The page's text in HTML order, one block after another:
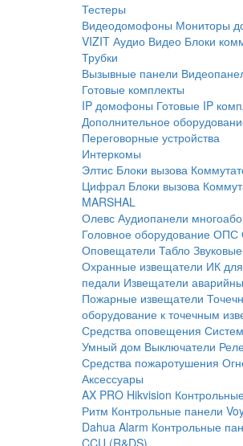
Тестеры
Видеодомофоны Мониторы
VIZIT Аудио Видео Блоки
Трубки
Вызывные панели
Готовые комплекты
IP домофоны Готовые IP
Дополнительное
Переговорные устройства
Интеркомы
Элтис Блоки вызова
Цифрал Блоки вызова
MARSHAL
Олевс Аудиопанели
Головное оборудование ОПС
Оповещатели Табло Звуковые
Охранные извещатели ИК
педали Извещатели
Пожарные извещатели
оборудование к точечным
Средства оповещения
Умный дом Выключатели
Средства пожаротушения
Аксессуары
AX PRO Hikvision
Ритм Контрольные панели
Dahua Alarm Контрольные